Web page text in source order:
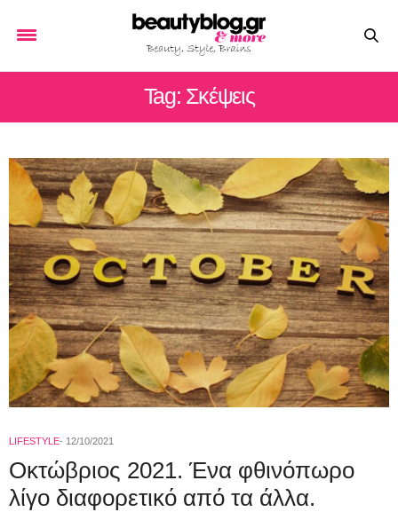
Tag: Σκέψεις
LIFESTYLE 12/10/2021
Οκτώβριος 2021. Ένα φθινόπωρο
λίγο διαφορετικό από τα άλλα.